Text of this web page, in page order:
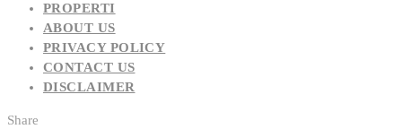
PROPERTI
ABOUT US
PRIVACY POLICY
CONTACT US
DISCLAIMER
Share